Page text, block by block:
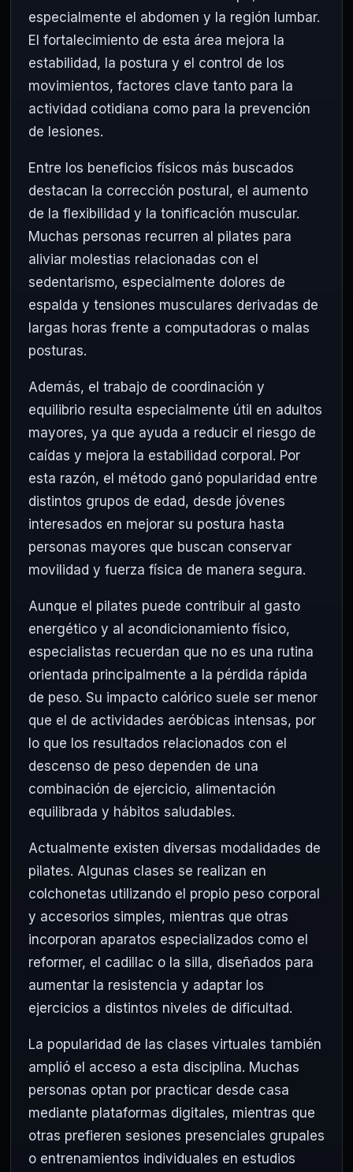
especialmente el abdomen y la región lumbar.
El fortalecimiento de esta área mejora la
estabilidad, la postura y el control de los
movimientos, factores clave tanto para la
actividad cotidiana como para la prevención
de lesiones.
Entre los beneficios físicos más buscados
destacan la corrección postural, el aumento
de la flexibilidad y la tonificación muscular.
Muchas personas recurren al pilates para
aliviar molestias relacionadas con el
sedentarismo, especialmente dolores de
espalda y tensiones musculares derivadas de
largas horas frente a computadoras o malas
posturas.
Además, el trabajo de coordinación y
equilibrio resulta especialmente útil en adultos
mayores, ya que ayuda a reducir el riesgo de
caídas y mejora la estabilidad corporal. Por
esta razón, el método ganó popularidad entre
distintos grupos de edad, desde jóvenes
interesados en mejorar su postura hasta
personas mayores que buscan conservar
movilidad y fuerza física de manera segura.
Aunque el pilates puede contribuir al gasto
energético y al acondicionamiento físico,
especialistas recuerdan que no es una rutina
orientada principalmente a la pérdida rápida
de peso. Su impacto calórico suele ser menor
que el de actividades aeróbicas intensas, por
lo que los resultados relacionados con el
descenso de peso dependen de una
combinación de ejercicio, alimentación
equilibrada y hábitos saludables.
Actualmente existen diversas modalidades de
pilates. Algunas clases se realizan en
colchonetas utilizando el propio peso corporal
y accesorios simples, mientras que otras
incorporan aparatos especializados como el
reformer, el cadillac o la silla, diseñados para
aumentar la resistencia y adaptar los
ejercicios a distintos niveles de dificultad.
La popularidad de las clases virtuales también
amplió el acceso a esta disciplina. Muchas
personas optan por practicar desde casa
mediante plataformas digitales, mientras que
otras prefieren sesiones presenciales grupales
o entrenamientos individuales en estudios